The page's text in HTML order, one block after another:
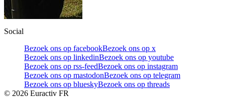
Social
Bezoek ons op facebookBezoek ons op x
Bezoek ons op linkedinBezoek ons op youtube
Bezoek ons op rss-feedBezoek ons op instagram
Bezoek ons op mastodonBezoek ons op telegram
Bezoek ons op blueskyBezoek ons op threads
© 2026 Euractiv FR